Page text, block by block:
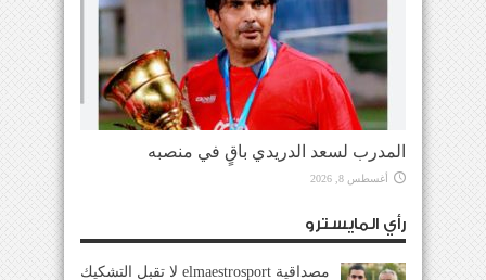
المدرب لسعد الدريدي باقٍ في منصبه
أغسطس 8, 2026
رأي المايسترو
مصداقية elmaestrosport لا تقبل التشكيك